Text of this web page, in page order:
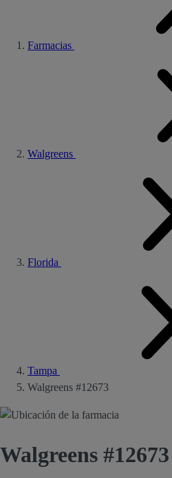
Farmacias
Walgreens
Florida
Tampa
Walgreens #12673
Walgreens #12673